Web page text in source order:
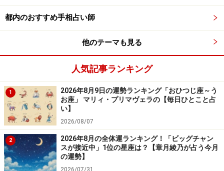
かに座（6月22日～7月22日生まれ）
2024年3月22日の運勢「かに座」
取り越し苦労が心のブレーキに。でも、やらないと後悔
する。
＞【今週の運勢】はこちら
＞【2024年上半期の運勢】はこちら
都内のおすすめ手相占い師
他のテーマも見る
人気記事ランキング
1
2026年8月9日の運勢ランキング「おひつじ座～う
お座」 マリィ・プリマヴェラの【毎日ひとこと占
い】
2026/08/07
2
2026年8月の全体運ランキング！「ビッグチャン
スが接近中」1位の星座は？【章月綾乃が占う今月
の運勢】